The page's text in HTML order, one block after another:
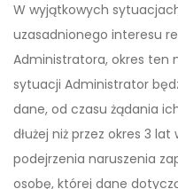
W wyjątkowych
uzasadnionego interesu
Administratora, okres ten
sytuacji Administrator
dane, od czasu żądania
dłużej niż przez okres 3
podejrzenia naruszenia
osobę, której dane